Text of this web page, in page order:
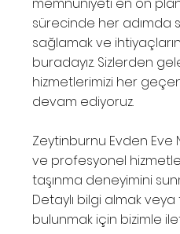
memnuniyeti en ön
sürecinde her adımda
sağlamak ve
buradayız. Sizlerden
hizmetlerimizi her
devam ediyoruz.
Zeytinburnu Evden Eve
ve profesyonel
taşınma deneyimini
Detaylı bilgi almak
bulunmak için bizimle